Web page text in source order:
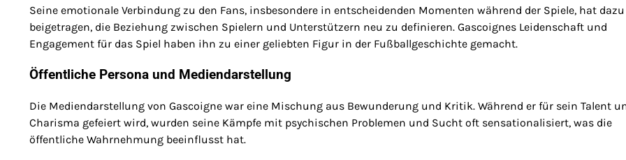
Seine emotionale Verbindung zu den Fans, insbesondere in entscheidenden Momenten während der Spiele, hat dazu
beigetragen, die Beziehung zwischen Spielern und Unterstützern neu zu definieren. Gascoignes Leidenschaft und
Engagement für das Spiel haben ihn zu einer geliebten Figur in der Fußballgeschichte gemacht.
Öffentliche Persona und Mediendarstellung
Die Mediendarstellung von Gascoigne war eine Mischung aus Bewunderung und Kritik. Während er für sein Talent
Charisma gefeiert wird, wurden seine Kämpfe mit psychischen Problemen und Sucht oft sensationalisiert, was die
öffentliche Wahrnehmung beeinflusst hat.